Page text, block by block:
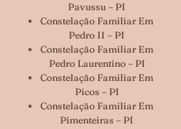
Pavussu – PI
Constelação Familiar Em
Pedro II – PI
Constelação Familiar Em
Pedro Laurentino – PI
Constelação Familiar Em
Picos – PI
Constelação Familiar Em
Pimenteiras – PI